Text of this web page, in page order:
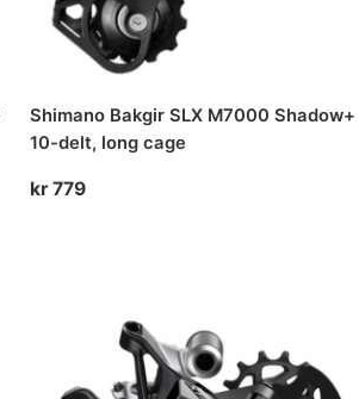
Shimano Bakgir SLX M7000 Shadow+
10-delt, long cage
kr 779